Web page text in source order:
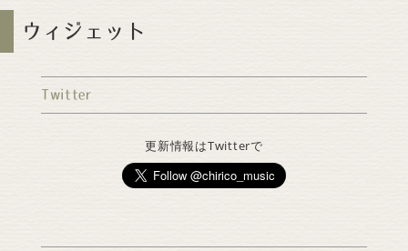
ウィジェット
Twitter
更新情報はTwitterで